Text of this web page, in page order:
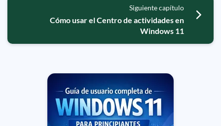
Siguiente capítulo
Cómo usar el Centro de actividades en
Windows 11